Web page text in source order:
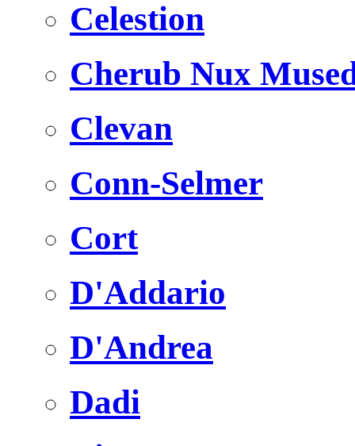
Celestion
Cherub Nux
Clevan
Conn-Selmer
Cort
D'Addario
D'Andrea
Dadi